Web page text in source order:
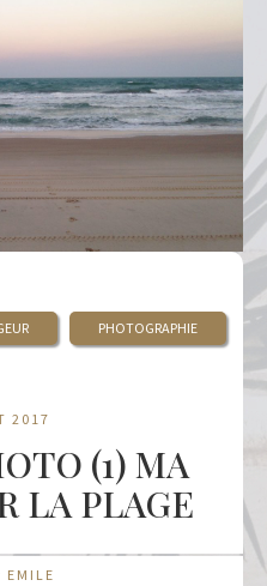
PHOTOGRAPHIE
2017
(1) MA
LA PLAGE
EMILE